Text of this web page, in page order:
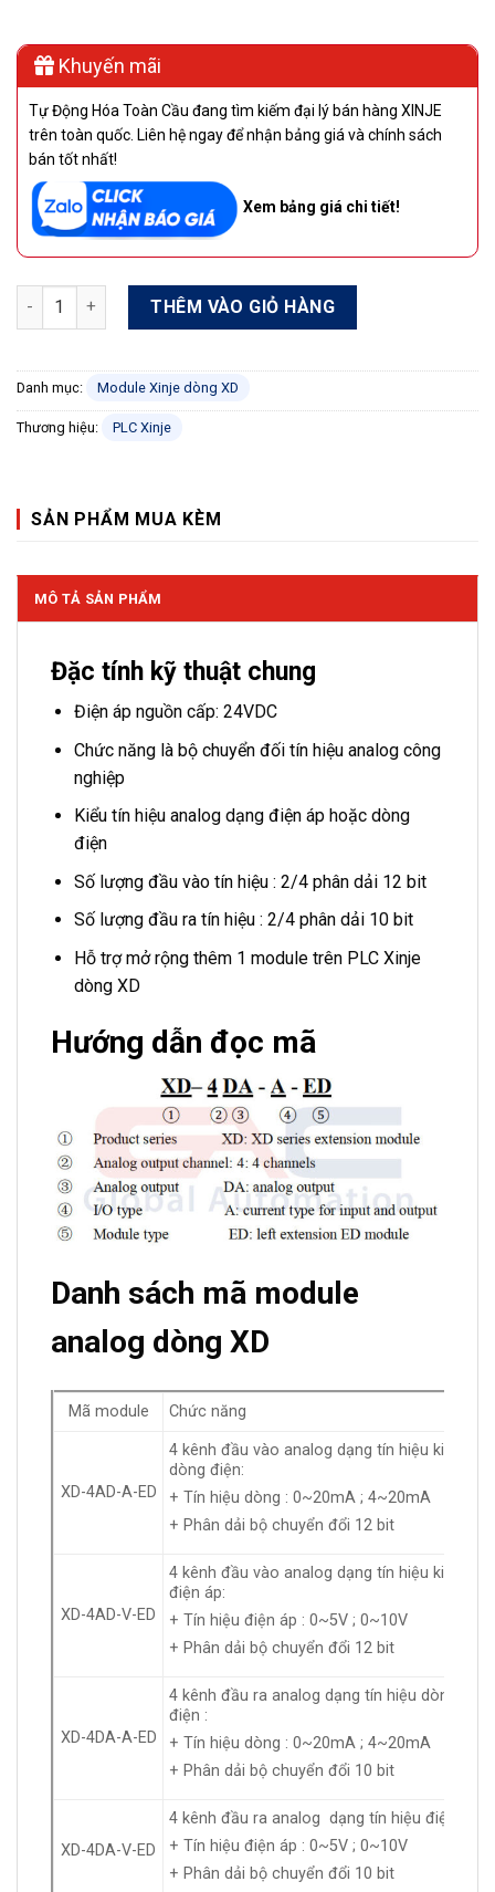
Khuyến mãi
Tự Động Hóa Toàn Cầu đang tìm kiếm đại lý bán hàng XINJE
trên toàn quốc. Liên hệ ngay để nhận bảng giá và chính sách
bán tốt nhất!
Xem bảng giá chi tiết!
Module Xinje XD-4DA-A-ED số lượng
THÊM VÀO GIỎ HÀNG
Danh mục: Module Xinje dòng XD
Thương hiệu: PLC Xinje
SẢN PHẨM MUA KÈM
MÔ TẢ SẢN PHẨM
Đặc tính kỹ thuật chung
Điện áp nguồn cấp: 24VDC
Chức năng là bộ chuyển đối tín hiệu analog công
nghiệp
Kiểu tín hiệu analog dạng điện áp hoặc dòng
điện
Số lượng đầu vào tín hiệu : 2/4 phân dải 12 bit
Số lượng đầu ra tín hiệu : 2/4 phân dải 10 bit
Hỗ trợ mở rộng thêm 1 module trên PLC Xinje
dòng XD
Hướng dẫn đọc mã
Danh sách mã module
analog dòng XD
Mã module Chức năng
XD-4AD-A-ED
4 kênh đầu vào analog dạng tín hiệu kiểu
dòng điện:
+ Tín hiệu dòng : 0~20mA ; 4~20mA
+ Phân dải bộ chuyển đổi 12 bit
XD-4AD-V-ED
4 kênh đầu vào analog dạng tín hiệu kiểu
điện áp:
+ Tín hiệu điện áp : 0~5V ; 0~10V
+ Phân dải bộ chuyển đổi 12 bit
XD-4DA-A-ED
4 kênh đầu ra analog dạng tín hiệu dòng
điện :
+ Tín hiệu dòng : 0~20mA ; 4~20mA
+ Phân dải bộ chuyển đổi 10 bit
XD-4DA-V-ED
4 kênh đầu ra analog dạng tín hiệu điện áp :
+ Tín hiệu điện áp : 0~5V ; 0~10V
+ Phân dải bộ chuyển đổi 10 bit